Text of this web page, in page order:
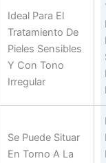
Ideal Para El
Tratamiento De
Pieles Sensibles
Y Con Tono
Irregular
Se Puede Situar
En Torno A La